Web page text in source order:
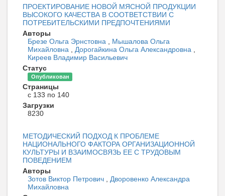
ПРОЕКТИРОВАНИЕ НОВОЙ МЯСНОЙ ПРОДУКЦИИ
ВЫСОКОГО КАЧЕСТВА В СООТВЕТСТВИИ С
ПОТРЕБИТЕЛЬСКИМИ ПРЕДПОЧТЕНИЯМИ
Авторы
Брезе Ольга Эрнстовна
Мышалова Ольга
Михайловна
Дорогайкина Ольга Александровна
Киреев Владимир Васильевич
Статус
Опубликован
Страницы
с 133 по 140
Загрузки
8230
МЕТОДИЧЕСКИЙ ПОДХОД К ПРОБЛЕМЕ
НАЦИОНАЛЬНОГО ФАКТОРА ОРГАНИЗАЦИОННОЙ
КУЛЬТУРЫ И ВЗАИМОСВЯЗЬ ЕЕ С ТРУДОВЫМ
ПОВЕДЕНИЕМ
Авторы
Зотов Виктор Петрович
Дворовенко Александра
Михайловна